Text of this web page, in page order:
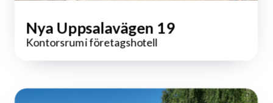
Nya Uppsalavägen 19
Kontorsrum i företagshotell